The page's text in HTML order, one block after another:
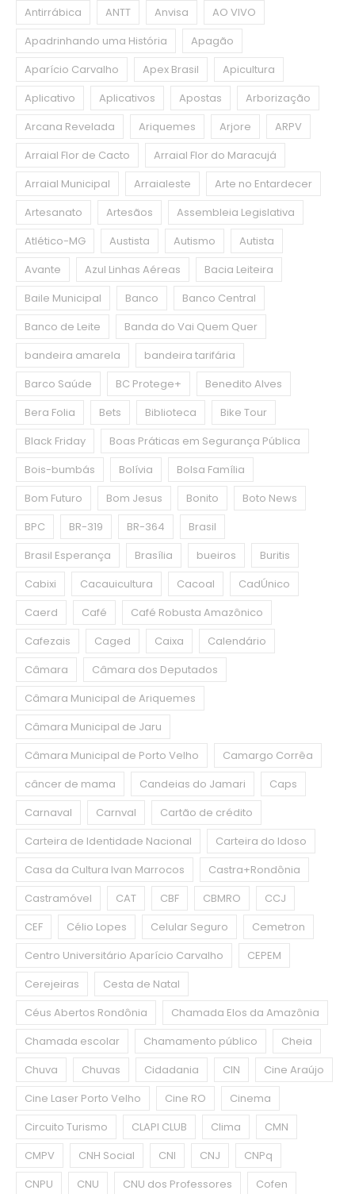
Antirrábica ANTT Anvisa
AO VIVO
Apadrinhando uma História
Apagão
Aparício Carvalho
Apex Brasil
Apicultura
Aplicativo
Aplicativos Apostas
Arborização
Arcana Revelada
Ariquemes Arjore
ARPV
Arraial Flor de Cacto
Arraial Flor do Maracujá
Arraial Municipal
Arraialeste
Arte no Entardecer
Artesanato
Artesãos
Assembleia Legislativa
Atlético-MG
Austista Autismo
Autista
Avante
Azul Linhas Aéreas
Bacia Leiteira
Baile Municipal
Banco
Banco Central
Banco de Leite
Banda do Vai Quem Quer
bandeira amarela
bandeira tarifária
Barco Saúde
BC Protege+
Benedito Alves
Bera Folia
Bets Biblioteca
Bike Tour
Black Friday
Boas Práticas em Segurança Pública
Bois-bumbás
Bolívia
Bolsa Família
Bom Futuro
Bom Jesus Bonito
Boto News
BPC
BR-319 BR-364
Brasil
Brasil Esperança
Brasília bueiros
Buritis
Cabixi
Cacauicultura Cacoal
CadÚnico
Caerd
Café
Café Robusta Amazônico
Cafezais
Caged Caixa
Calendário
Câmara
Câmara dos Deputados
Câmara Municipal de Ariquemes
Câmara Municipal de Jaru
Câmara Municipal de Porto Velho
Camargo Corrêa
câncer de mama
Candeias do Jamari
Caps
Carnaval
Carnval
Cartão de crédito
Carteira de Identidade Nacional
Carteira do Idoso
Casa da Cultura Ivan Marrocos
Castra+Rondônia
Castramóvel
CAT CBF CBMRO
CCJ
CEF
Célio Lopes Celular Seguro
Cemetron
Centro Universitário Aparício Carvalho
CEPEM
Cerejeiras
Cesta de Natal
Céus Abertos Rondônia
Chamada Elos da Amazônia
Chamada escolar
Chamamento público
Cheia
Chuva
Chuvas Cidadania CIN
Cine Araújo
Cine Laser Porto Velho
Cine RO
Cinema
Circuito Turismo
CLAPI CLUB Clima
CMN
CMPV
CNH Social CNI CNJ
CNPq
CNPU
CNU CNU dos Professores
Cofen